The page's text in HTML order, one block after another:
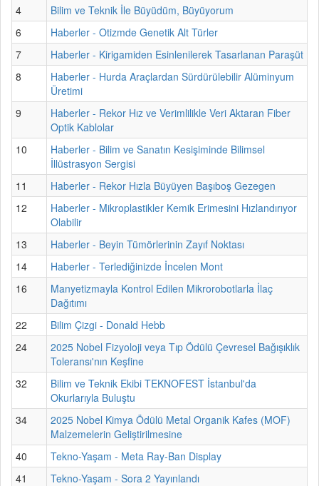
4
Bilim ve Teknik İle Büyüdüm, Büyüyorum
6
Haberler - Otizmde Genetik Alt Türler
7
Haberler - Kirigamiden Esinlenilerek Tasarlanan Paraşüt
8
Haberler - Hurda Araçlardan Sürdürülebilir Alüminyum
Üretimi
9
Haberler - Rekor Hız ve Verimlilikle Veri Aktaran Fiber
Optik Kablolar
10
Haberler - Bilim ve Sanatın Kesişiminde Bilimsel
İllüstrasyon Sergisi
11
Haberler - Rekor Hızla Büyüyen Başıboş Gezegen
12
Haberler - Mikroplastikler Kemik Erimesini Hızlandırıyor
Olabilir
13
Haberler - Beyin Tümörlerinin Zayıf Noktası
14
Haberler - Terlediğinizde İncelen Mont
16
Manyetizmayla Kontrol Edilen Mikrorobotlarla İlaç
Dağıtımı
22
Bilim Çizgi - Donald Hebb
24
2025 Nobel Fizyoloji veya Tıp Ödülü Çevresel Bağışıklık
Toleransı'nın Keşfine
32
Bilim ve Teknik Ekibi TEKNOFEST İstanbul'da
Okurlarıyla Buluştu
34
2025 Nobel Kimya Ödülü Metal Organik Kafes (MOF)
Malzemelerin Geliştirilmesine
40
Tekno-Yaşam - Meta Ray-Ban Display
41
Tekno-Yaşam - Sora 2 Yayınlandı